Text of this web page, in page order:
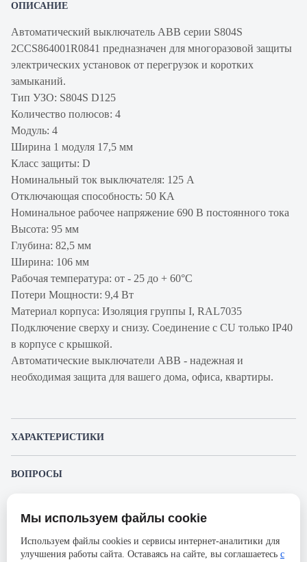
ОПИСАНИЕ
Автоматический выключатель ABB серии S804S
2CCS864001R0841 предназначен для многоразовой защиты
электрических установок от перегрузок и коротких
замыканий.
Тип УЗО: S804S D125
Количество полюсов: 4
Модуль: 4
Ширина 1 модуля 17,5 мм
Класс защиты: D
Номинальный ток выключателя: 125 А
Отключающая способность: 50 КА
Номинальное рабочее напряжение 690 В постоянного тока
Высота: 95 мм
Глубина: 82,5 мм
Ширина: 106 мм
Рабочая температура: от - 25 до + 60°С
Потери Мощности: 9,4 Вт
Материал корпуса: Изоляция группы I, RAL7035
Подключение сверху и снизу. Соединение с CU только IP40
в корпусе с крышкой.
Автоматические выключатели ABB - надежная и
необходимая защита для вашего дома, офиса, квартиры.
ХАРАКТЕРИСТИКИ
Производитель
Серия
S804S
ВОПРОСЫ
Пожалуйста, авторизуйтесь, чтобы иметь
Представленные изображения и характеристики могут отличаться от реального
без предварительного уведомления. Компания АйДистрибьют не несёт
ответственности в случае не соответствия текущей модели товаров фотографиям,
Мы используем файлы cookie
Используем файлы cookies и сервисы интернет-аналитики для
улучшения работы сайта. Оставаясь на сайте, вы соглашаетесь с